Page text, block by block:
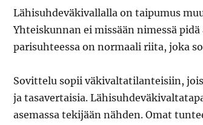
Lähisuhdeväkivallalla on taipumus
Yhteiskunnan ei missään nimessä
parisuhteessa on normaali riita, joka
Sovittelu sopii väkivaltatilanteisiin,
ja tasavertaisia.
asemassa tekijään nähden. Omat